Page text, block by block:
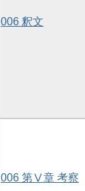
006 釈文
006 第Ⅴ章 考察